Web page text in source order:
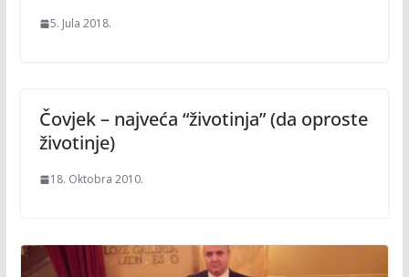
5. Jula 2018.
Čovjek – najveća “životinja” (da oproste
životinje)
18. Oktobra 2010.